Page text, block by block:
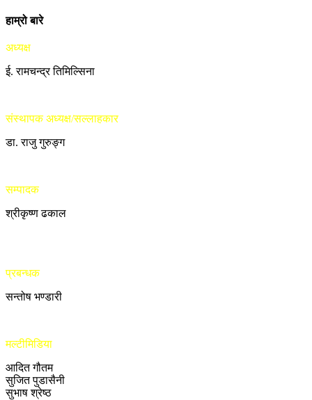
हाम्रो बारे
अध्यक्ष
ई. रामचन्द्र तिमिल्सिना
संस्थापक अध्यक्ष/सल्लाहकार
डा. राजु गुरुङ्ग
सम्पादक
श्रीकृष्ण ढकाल
प्रबन्धक
सन्तोष भण्डारी
मल्टीमिडिया
आदित गौतम
सुजित पुडासैनी
सुभाष श्रेष्ठ